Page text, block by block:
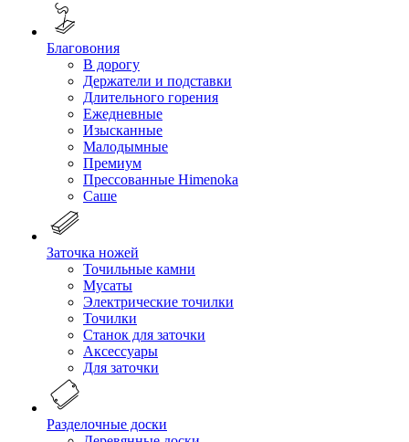
Благовония
В дорогу
Держатели и подставки
Длительного горения
Ежедневные
Изысканные
Малодымные
Премиум
Прессованные Himenoka
Саше
Заточка ножей
Точильные камни
Мусаты
Электрические точилки
Точилки
Станок для заточки
Аксессуары
Для заточки
Разделочные доски